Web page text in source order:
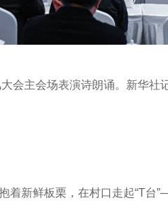
会主会场表演诗朗诵。新华社
着新鲜板栗，在村口走起“T台